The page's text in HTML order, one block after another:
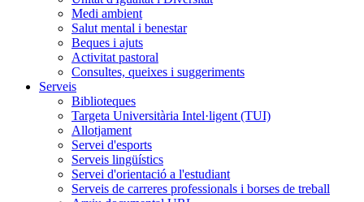
Medi ambient
Salut mental i benestar
Beques i ajuts
Activitat pastoral
Consultes, queixes i suggeriments
Serveis
Biblioteques
Targeta Universitària Intel·ligent (TUI)
Allotjament
Servei d'esports
Serveis lingüístics
Servei d'orientació a l'estudiant
Serveis de carreres professionals i borses de treball